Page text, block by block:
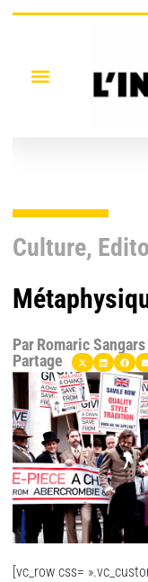
Culture, Edito
ParRomaric Sangars
Partage
[vc_row css=